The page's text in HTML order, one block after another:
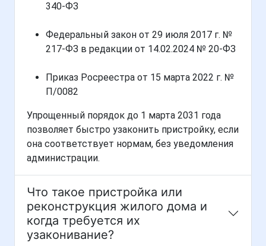
340-ФЗ
Федеральный закон от 29 июля 2017 г. №
217-ФЗ в редакции от 14.02.2024 № 20-ФЗ
Приказ Росреестра от 15 марта 2022 г. №
П/0082
Упрощенный порядок до 1 марта 2031 года
позволяет быстро узаконить пристройку, если
она соответствует нормам, без уведомления
администрации.
Что такое пристройка или
реконструкция жилого дома и
когда требуется их
узаконивание?